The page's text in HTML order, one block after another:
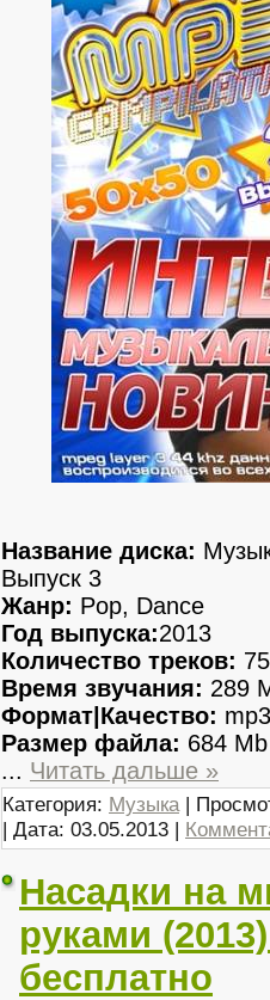
Название диска:
Выпуск 3
Жанр: Pop, Dance
Год выпуска:2013
Количество треков: 75
Время звучания: 289
Формат|Качество:
Размер файла: 684 Mb
... Читать дальше »
Категория: Музыка |
| Дата: 03.05.2013 |
Насадки на
руками
бесплатно